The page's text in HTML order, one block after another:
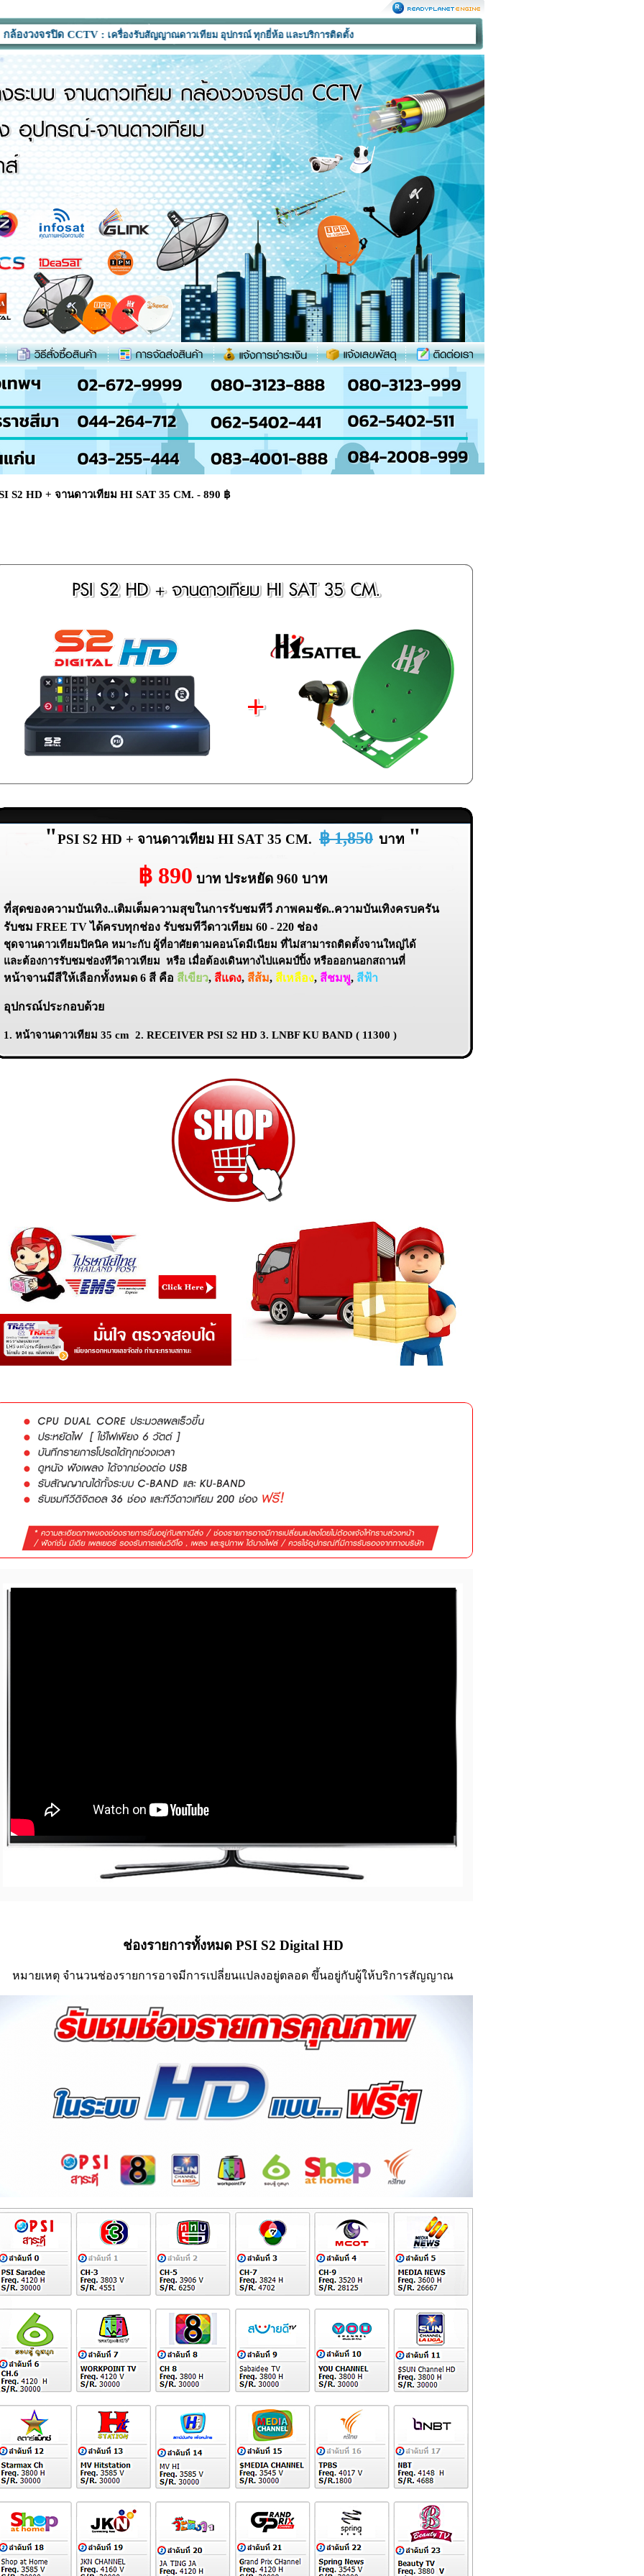
ด CCTV :เครื่องรับสัญญาณดาวเทียม อุปกรณ์ ทุกยี่ห้อ และบริการติดตั้ง
S2 HD + จานดาวเทียม HI SAT 35 CM. - 890 ฿
"PSI S2 HD + จานดาวเทียม HI SAT 35 CM. ฿ 1,850 บาท "
฿ 890 บาท ประหยัด 960 บาท
ที่สุดของความบันเทิง..เติมเต็มความสุขในการรับชมทีวี ภาพคมชัด..ความบันเทิงครบครัน
รับชม FREE TV ได้ครบทุกช่อง รับชมทีวีดาวเทียม 60 - 220 ช่อง
จานดาวเทียมปิคนิค หมาะกับ ผู้ที่อาศัยตามคอนโดมีเนียม ที่ไม่สามารถติดตั้งจานใหญ่ได้
ะต้องการรับชมช่องทีวีดาวเทียม หรือ เมื่อต้องเดินทางไปแคมป์ปิ้ง หรือออกนอกสถานที่
น้าจานมีสีให้เลือกทั้งหมด 6 สี คือ สีเขียว, สีแดง, สีส้ม, สีเหลือง, สีชมพู, สีฟ้า
ปกรณ์ประกอบด้วย
1. หน้าจานดาวเทียม 35 cm 2. RECEIVER PSI S2 HD 3. LNBF KU BAND ( 11300 )
ช่องรายการทั้งหมด PSI S2 Digital HD
หมายเหตุ จำนวนช่องรายการอาจมีการเปลี่ยนแปลงอยู่ตลอด ขึ้นอยู่กับผู้ให้บริการสัญญาณ